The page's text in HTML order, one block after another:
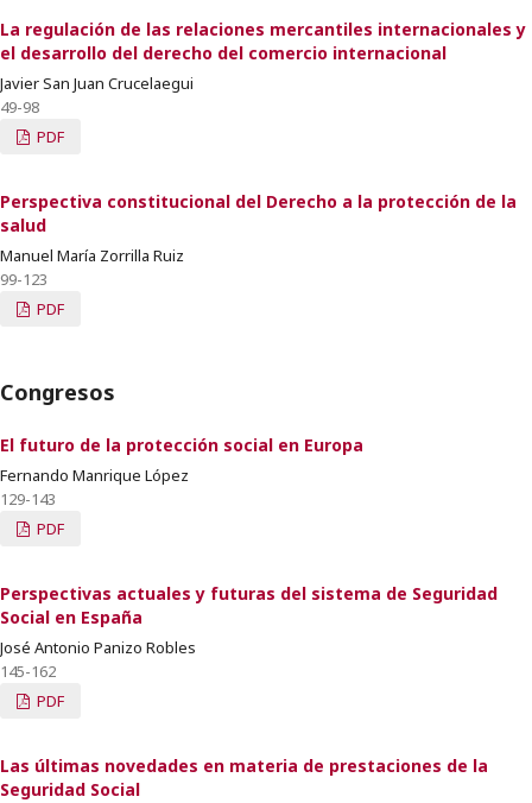
La regulación de las relaciones mercantiles internacionales y
el desarrollo del derecho del comercio internacional
Javier San Juan Crucelaegui
49-98
PDF
Perspectiva constitucional del Derecho a la protección de la
salud
Manuel María Zorrilla Ruiz
99-123
PDF
Congresos
El futuro de la protección social en Europa
Fernando Manrique López
129-143
PDF
Perspectivas actuales y futuras del sistema de Seguridad
Social en España
José Antonio Panizo Robles
145-162
PDF
Las últimas novedades en materia de prestaciones de la
Seguridad Social